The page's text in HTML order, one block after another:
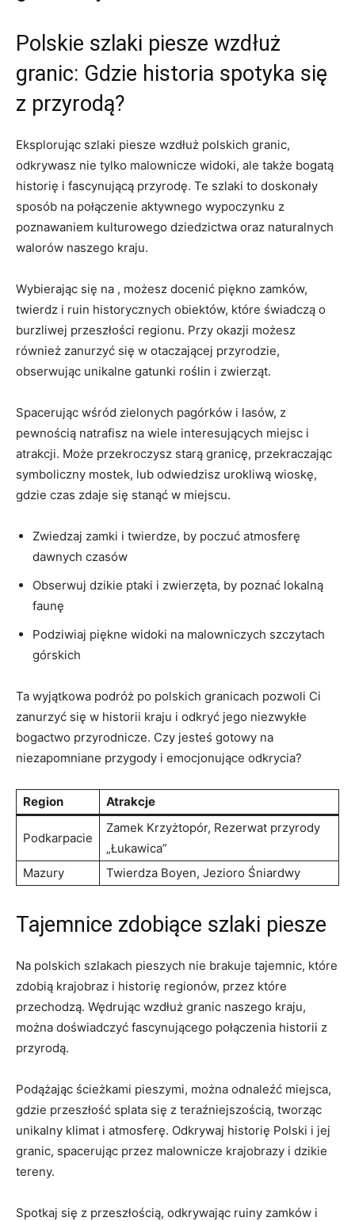
Polskie ⁣szlaki piesze wzdłuż
‍granic: Gdzie historia ‌spotyka się
z przyrodą?
Eksplorując⁣ szlaki piesze wzdłuż polskich granic,
‍odkrywasz⁢ nie tylko malownicze widoki,⁤ ale także⁢ bogatą
historię i fascynującą przyrodę. Te szlaki to⁢ doskonały
sposób na połączenie aktywnego wypoczynku z
poznawaniem kulturowego dziedzictwa oraz naturalnych
walorów naszego kraju.
Wybierając się na ,⁣ możesz docenić piękno ‍zamków,‍
twierdz i ruin historycznych obiektów, które ⁣świadczą o
burzliwej przeszłości regionu. Przy⁤ okazji możesz
również zanurzyć się w otaczającej przyrodzie, ​
obserwując ⁢unikalne gatunki​ roślin‌ i zwierząt.
Spacerując wśród zielonych pagórków⁣ i lasów, z
pewnością natrafisz na wiele interesujących miejsc i
⁤atrakcji. Może przekroczysz ⁣starą granicę, przekraczając
symboliczny mostek, lub odwiedzisz urokliwą wioskę,
⁤gdzie czas zdaje się stanąć w miejscu.
Zwiedzaj‍ zamki i twierdze, by ⁢poczuć⁢ atmosferę
dawnych czasów
Obserwuj dzikie ptaki ​i zwierzęta,⁤ by poznać lokalną
faunę
Podziwiaj piękne widoki na malowniczych szczytach
⁣górskich
Ta​ wyjątkowa podróż po polskich granicach pozwoli Ci
zanurzyć się ​w historii kraju i odkryć jego niezwykłe ​
bogactwo przyrodnicze.‍ Czy jesteś gotowy‌ na‌
niezapomniane⁣ przygody i‍ emocjonujące odkrycia?
Region Atrakcje
Podkarpacie
Zamek Krzyżtopór, Rezerwat przyrody
„Łukawica”
Mazury
Twierdza Boyen, Jezioro‍ Śniardwy
Tajemnice zdobiące szlaki piesze
Na polskich szlakach pieszych nie brakuje tajemnic,⁢ które
zdobią krajobraz i historię regionów, przez które⁢
przechodzą.⁤ Wędrując ⁢wzdłuż granic naszego kraju,
można doświadczyć fascynującego‌ połączenia historii z
przyrodą.
Podążając ścieżkami pieszymi, można odnaleźć miejsca,
gdzie przeszłość splata się z ​teraźniejszością, ⁣tworząc
unikalny ‌klimat i atmosferę. Odkrywaj‍ historię⁤ Polski i jej
granic, ⁤spacerując przez malownicze ‍krajobrazy i dzikie
tereny.
Spotkaj się z przeszłością, odkrywając ruiny ​zamków‍ i